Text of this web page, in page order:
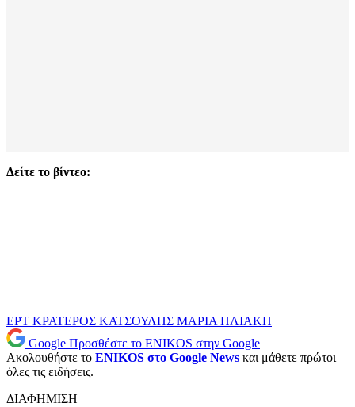
Δείτε το βίντεο:
ΕΡΤ ΚΡΑΤΕΡΟΣ ΚΑΤΣΟΥΛΗΣ ΜΑΡΙΑ ΗΛΙΑΚΗ
Google Προσθέστε το ENIKOS στην Google
Ακολουθήστε το ENIKOS στο Google News και μάθετε πρώτοι
όλες τις ειδήσεις.
ΔΙΑΦΗΜΙΣΗ